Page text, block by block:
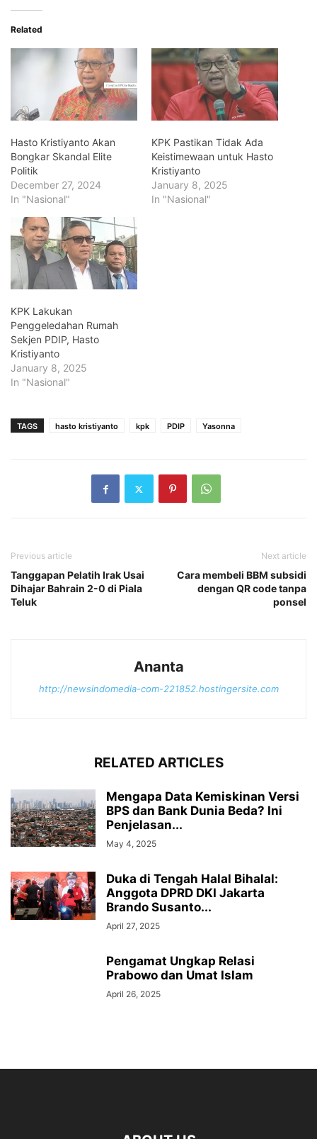
Related
Hasto Kristiyanto Akan
Bongkar Skandal Elite
Politik
December 27, 2024
In "Nasional"
KPK Pastikan Tidak Ada
Keistimewaan untuk Hasto
Kristiyanto
January 8, 2025
In "Nasional"
KPK Lakukan
Penggeledahan Rumah
Sekjen PDIP, Hasto
Kristiyanto
January 8, 2025
In "Nasional"
TAGS hasto kristiyanto kpk PDIP Yasonna
Previous article
Tanggapan Pelatih Irak Usai
Dihajar Bahrain 2-0 di Piala
Teluk
Next article
Cara membeli BBM subsidi
dengan QR code tanpa
ponsel
Ananta
http://newsindomedia-com-221852.hostingersite.com
RELATED ARTICLES
Mengapa Data Kemiskinan Versi
BPS dan Bank Dunia Beda? Ini
Penjelasan...
May 4, 2025
Duka di Tengah Halal Bihalal:
Anggota DPRD DKI Jakarta
Brando Susanto...
April 27, 2025
Pengamat Ungkap Relasi
Prabowo dan Umat Islam
April 26, 2025